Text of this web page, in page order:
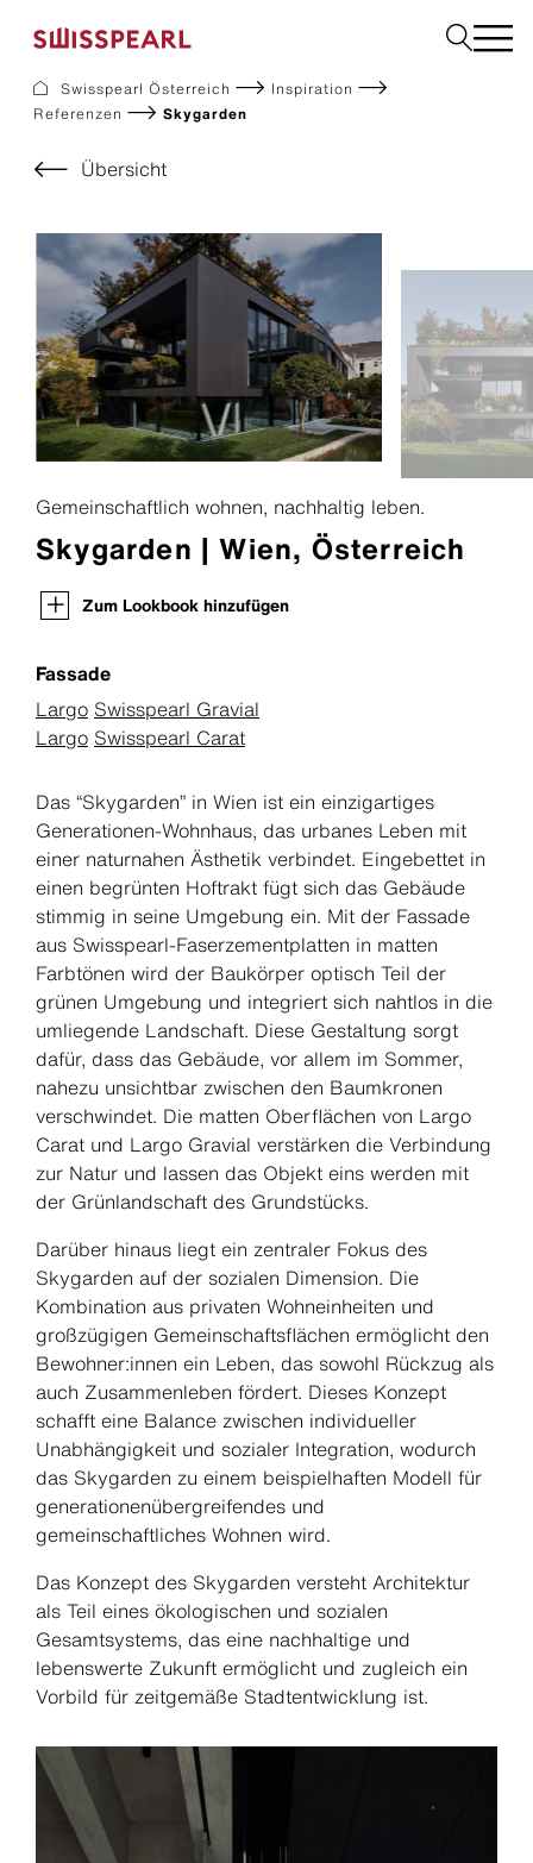
Service
Über uns
Inspiration
Dach zurück-Aktion
Nachhaltigkeit
Dach
Fassade
Solar
Garten
Fachbetrieb finden
Swisspearl Österreich
Inspiration
Referenzen
Skygarden
Übersicht
Gemeinschaftlich wohnen, nachhaltig leben.
Skygarden | Wien, Österreich
Zum Lookbook hinzufügen
Fassade
Largo Swisspearl Gravial
Largo Swisspearl Carat
Das “Skygarden” in Wien ist ein einzigartiges
Generationen-Wohnhaus, das urbanes Leben mit
einer naturnahen Ästhetik verbindet. Eingebettet in
einen begrünten Hoftrakt fügt sich das Gebäude
stimmig in seine Umgebung ein. Mit der Fassade
aus Swisspearl-Faserzementplatten in matten
Farbtönen wird der Baukörper optisch Teil der
grünen Umgebung und integriert sich nahtlos in die
umliegende Landschaft. Diese Gestaltung sorgt
dafür, dass das Gebäude, vor allem im Sommer,
nahezu unsichtbar zwischen den Baumkronen
verschwindet. Die matten Oberflächen von Largo
Carat und Largo Gravial verstärken die Verbindung
zur Natur und lassen das Objekt eins werden mit
der Grünlandschaft des Grundstücks.
Darüber hinaus liegt ein zentraler Fokus des
Skygarden auf der sozialen Dimension. Die
Kombination aus privaten Wohneinheiten und
großzügigen Gemeinschaftsflächen ermöglicht den
Bewohner:innen ein Leben, das sowohl Rückzug als
auch Zusammenleben fördert. Dieses Konzept
schafft eine Balance zwischen individueller
Unabhängigkeit und sozialer Integration, wodurch
das Skygarden zu einem beispielhaften Modell für
generationenübergreifendes und
gemeinschaftliches Wohnen wird.
Das Konzept des Skygarden versteht Architektur
als Teil eines ökologischen und sozialen
Gesamtsystems, das eine nachhaltige und
lebenswerte Zukunft ermöglicht und zugleich ein
Vorbild für zeitgemäße Stadtentwicklung ist.